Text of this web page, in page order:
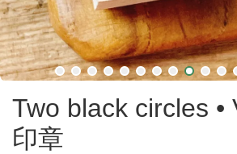
Two black circles •
印章